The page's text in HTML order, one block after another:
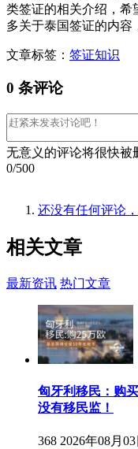
类签证的相关介绍，希
多关于泰国签证的内容
文章标签： 签证知识
0 条评论
无意义的评论将很快被
0/500
还没有任何评论
相关文章
最新资讯 热门文章
匈牙利移民：购
没有移民监！
368 2026年08月03